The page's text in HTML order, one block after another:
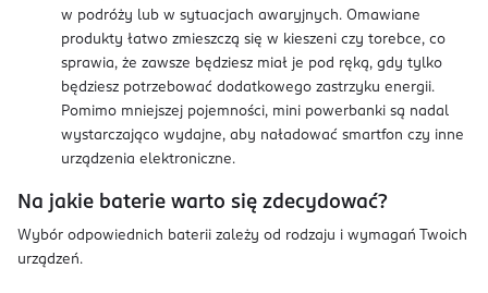
w podróży lub w sytuacjach awaryjnych. Omawiane
produkty łatwo zmieszczą się w kieszeni czy torebce, co
sprawia, że zawsze będziesz miał je pod ręką, gdy tylko
będziesz potrzebować dodatkowego zastrzyku energii.
Pomimo mniejszej pojemności, mini powerbanki są nadal
wystarczająco wydajne, aby naładować smartfon czy inne
urządzenia elektroniczne.
Na jakie baterie warto się zdecydować?
Wybór odpowiednich baterii zależy od rodzaju i wymagań Twoich
urządzeń.